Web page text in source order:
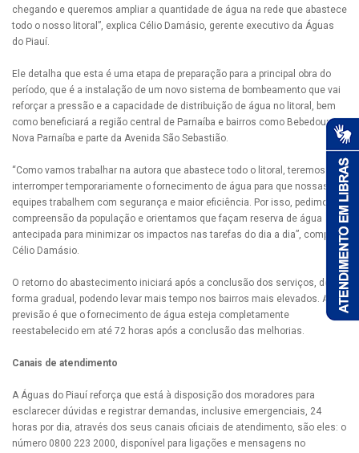
chegando e queremos ampliar a quantidade de água na rede que abastece
todo o nosso litoral”, explica Célio Damásio, gerente executivo da Águas
do Piauí.
Ele detalha que esta é uma etapa de preparação para a principal obra do
período, que é a instalação de um novo sistema de bombeamento que vai
reforçar a pressão e a capacidade de distribuição de água no litoral, bem
como beneficiará a região central de Parnaíba e bairros como Bebedouro,
Nova Parnaíba e parte da Avenida São Sebastião.
“Como vamos trabalhar na autora que abastece todo o litoral, teremos que
interromper temporariamente o fornecimento de água para que nossas
equipes trabalhem com segurança e maior eficiência. Por isso, pedimos a
compreensão da população e orientamos que façam reserva de água
antecipada para minimizar os impactos nas tarefas do dia a dia”, completa
Célio Damásio.
O retorno do abastecimento iniciará após a conclusão dos serviços, de
forma gradual, podendo levar mais tempo nos bairros mais elevados. A
previsão é que o fornecimento de água esteja completamente
reestabelecido em até 72 horas após a conclusão das melhorias.
Canais de atendimento
A Águas do Piauí reforça que está à disposição dos moradores para
esclarecer dúvidas e registrar demandas, inclusive emergenciais, 24
horas por dia, através dos seus canais oficiais de atendimento, são eles: o
número 0800 223 2000, disponível para ligações e mensagens no